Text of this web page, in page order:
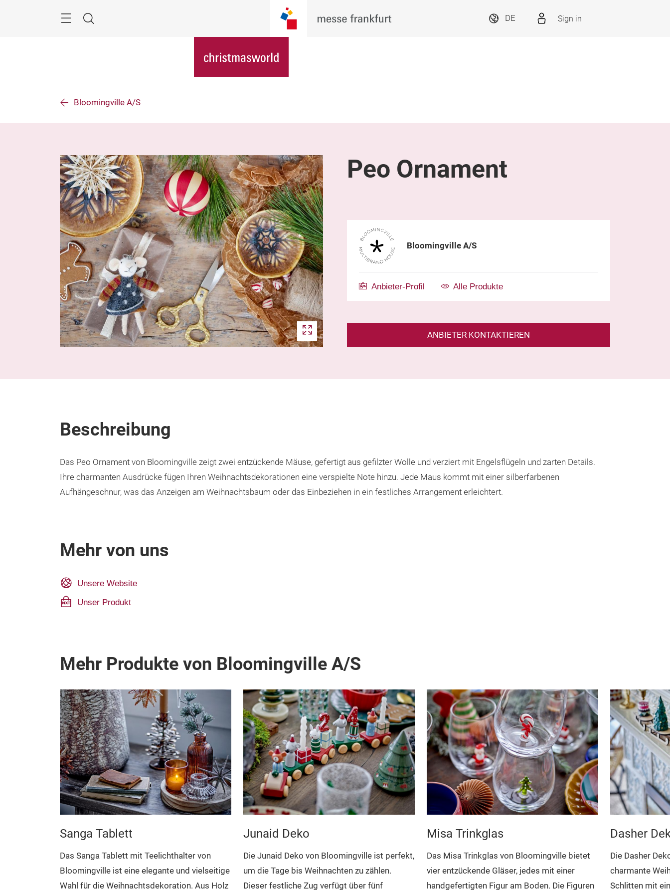
Suche
DE Sign in
Bloomingville A/S
Peo Ornament
Bloomingville A/S
Anbieter-Profil Alle Produkte
ANBIETER KONTAKTIEREN
Beschreibung
Das Peo Ornament von Bloomingville zeigt zwei entzückende Mäuse, gefertigt aus gefilzter Wolle und verziert mit Engelsflügeln und zarten Details.
Ihre charmanten Ausdrücke fügen Ihren Weihnachtsdekorationen eine verspielte Note hinzu. Jede Maus kommt mit einer silberfarbenen
Aufhängeschnur, was das Anzeigen am Weihnachtsbaum oder das Einbeziehen in ein festliches Arrangement erleichtert.
Mehr von uns
Unsere Website
Unser Produkt
Mehr Produkte von Bloomingville A/S
Sanga Tablett
Das Sanga Tablett mit Teelichthalter von
Bloomingville ist eine elegante und vielseitige
Wahl für die Weihnachtsdekoration. Aus Holz
Junaid Deko
Die Junaid Deko von Bloomingville ist perfekt,
um die Tage bis Weihnachten zu zählen.
Dieser festliche Zug verfügt über fünf
Misa Trinkglas
Das Misa Trinkglas von Bloomingville bietet
vier entzückende Gläser, jedes mit einer
handgefertigten Figur am Boden. Die Figuren
Dasher
Die Dasher
charmante
Schlitten mit